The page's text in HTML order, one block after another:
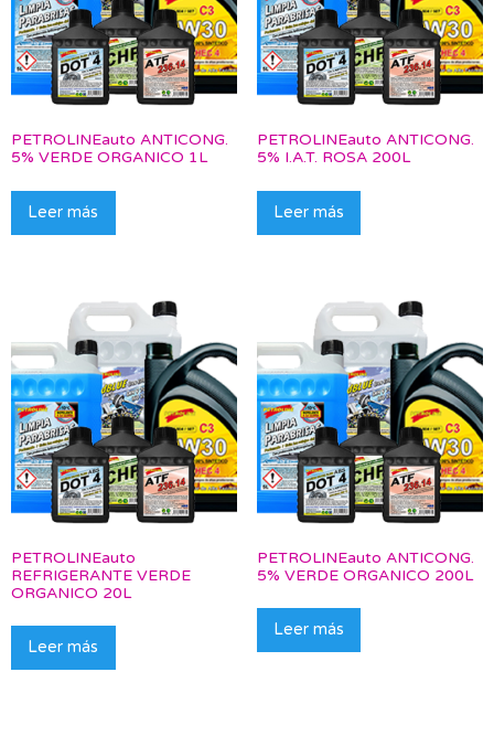
PETROLINEauto ANTICONG.
5% VERDE ORGANICO 1L
Leer más
PETROLINEauto ANTICONG.
5% I.A.T. ROSA 200L
Leer más
PETROLINEauto
REFRIGERANTE VERDE
ORGANICO 20L
Leer más
PETROLINEauto ANTICONG.
5% VERDE ORGANICO 200L
Leer más